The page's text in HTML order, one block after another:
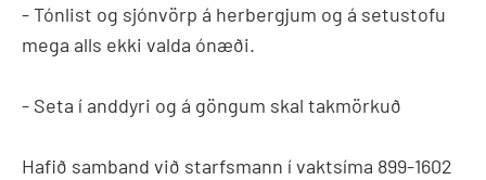
- Tónlist og sjónvörp á herbergjum og á setustofu
mega alls ekki valda ónæði.
- Seta í anddyri og á göngum skal takmörkuð
Hafið samband við starfsmann í vaktsíma 899-1602